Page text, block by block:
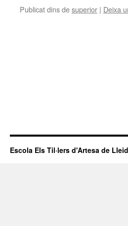
Publicat dins desuperior | Deixa
Escola Els Til·lers d'Artesa de